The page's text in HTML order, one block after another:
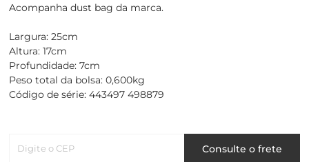
Acompanha dust bag da marca.
Largura: 25cm
Altura: 17cm
Profundidade: 7cm
Peso total da bolsa: 0,600kg
Código de série: 443497 498879
Digite o CEP Consulte o frete